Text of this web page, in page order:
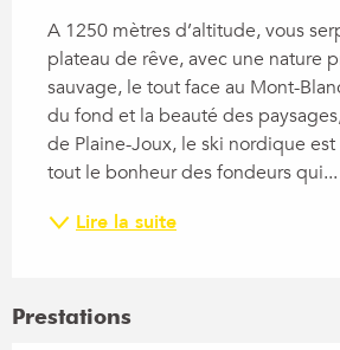
A 1250 mètres d’altitude, vous
plateau de rêve, avec une nature
sauvage, le tout face au Mont-
du fond et la beauté des
de Plaine-Joux, le ski nordique est
tout le bonheur des fondeurs qui...
Lire la suite
Prestations